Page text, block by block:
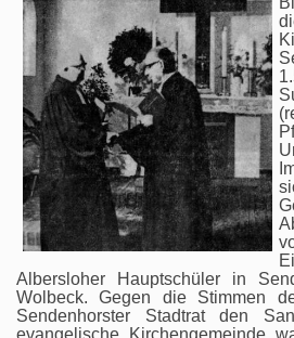
Albersloher Hauptschüler in
Wolbeck. Gegen die Stimmen
Sendenhorster Stadtrat den
evangelische Kirchengemeinde